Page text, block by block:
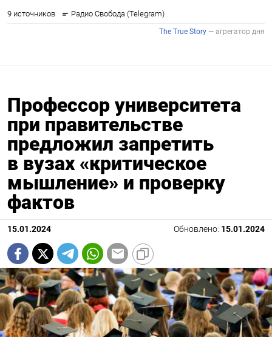
Профессор университета
при правительстве
предложил запретить
в вузах «критическое
мышление» и проверку
фактов
15.01.2024 Обновлено: 15.01.2024